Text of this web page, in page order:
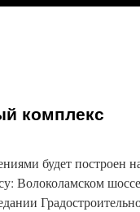
комплекс
будет построен на
Волоколамском